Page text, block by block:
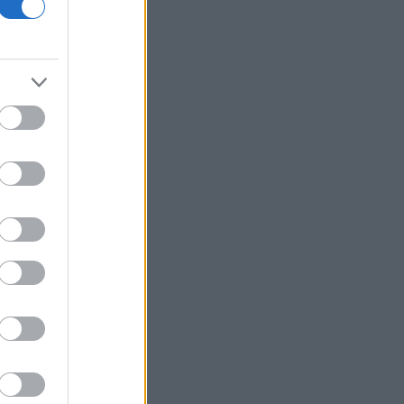
οικονομίας και οι κίνδυνοι της
επενδυτικής έκρηξης
εξουσίας εκθέτει τη χώρα διεθνώς»
Δικαστικό μπλόκο στην αίθουσα χορού
του Τραμπ στο Λευκό Οίκο
Μπάρκιν (Fed): «Τα στοιχεία για την
αγορά εργασίας συμβαδίζουν με τις
Καταβλήθηκαν 33,58 εκατ. ευρώ σε
67.746 δικαιούχους για την αγορά
λιπασμάτων
Ευρωαγορές: Η καλύτερη εβδομάδα
Stoxx 600
- Στο 100% η πληρότητα σε πολλά
δρομολόγια για Κυκλάδες